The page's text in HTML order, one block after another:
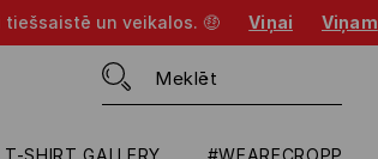
un veikalos. 🤑 Viņai Viņam
T-SHIRT GALLERY #WEARECROPP